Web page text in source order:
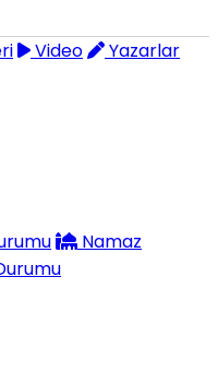
Video
Yazarlar
Namaz